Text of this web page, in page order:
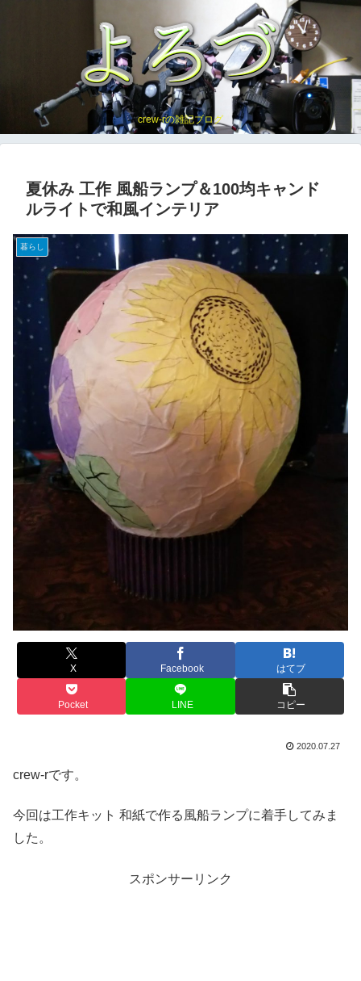
crew-rの雑記ブログ
夏休み 工作 風船ランプ＆100均キャンド
ルライトで和風インテリア
暮らし
X Facebook はてブ
Pocket LINE コピー
2020.07.27
crew-rです。
今回は工作キット 和紙で作る風船ランプに着手してみま
した。
スポンサーリンク